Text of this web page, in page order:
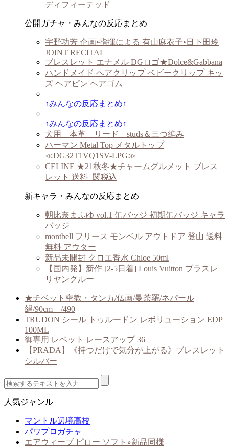
ディフィーテッド
公開ガチャ・みんなの反応まとめ
宇野功芳 企画•指揮による 有山麻衣子•日下田玲
JOINT RECITAL
ブレスレット エナメル DGロゴ★Dolce&Gabbana
ハンドメイド ヘアクリップ ベビークリップ キッ
ズ ヘアピン ヘアゴム
↑みんなの反応まとめ↑
↑みんなの反応まとめ↑
犬用 本革 リード studs＆三つ編み
ハーマン Metal Top メタルトップ
≪DG32T1VQ1SV-LPG≫
CELINE ★21秋冬★チャームグルメット ブレス
レット 送料+関税込
新キャラ・みんなの反応まとめ
朝比奈まふゆ vol.1 缶バッジ 初期缶バッジ キャラ
バッジ
montbell フリース モンベル アウトドア 登山 送料
無料 アウター
新品未開封 クロエ香水 Chloe 50ml
【国内発】新作 [2-5日着] Louis Vuitton ブラスレ
リヤンクルー
★チベット密教・タンカ/仏画/曼荼羅/ネパール
絹/90cm /490
TRUDON シール トゥルードン レボリューション EDP
100ML
御専用 レペット レースアップ 36
【PRADA】《持つだけで気分が上がる》ブレスレット
シルバー
人気ジャンル
マントル辺境高校
パワプロガチャ
エアウィーブ ピロー ソフト⭐︎新品同様